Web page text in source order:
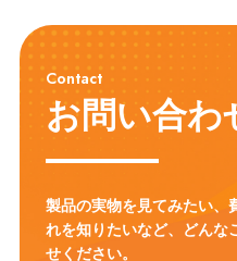
Contact
お問い合わ
製品の実物を見てみたい、
れを知りたいなど、
どんな
せください。